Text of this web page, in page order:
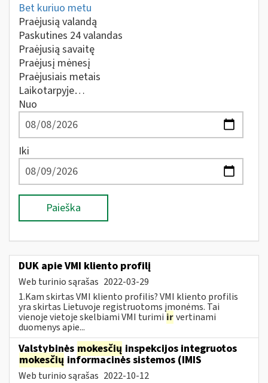
Bet kuriuo metu
Praėjusią valandą
Paskutines 24 valandas
Praėjusią savaitę
Praėjusį mėnesį
Praėjusiais metais
Laikotarpyje…
Nuo
Iki
Paieška
DUK apie VMI kliento profilį
Web turinio sąrašas 2022-03-29
1.Kam skirtas VMI kliento profilis? VMI kliento profilis
yra skirtas Lietuvoje registruotoms įmonėms. Tai
vienoje vietoje skelbiami VMI turimi irvertinami
duomenys apie...
Valstybinės mokesčių inspekcijos integruotos
mokesčių informacinės sistemos (IMIS
Web turinio sąrašas 2022-10-12